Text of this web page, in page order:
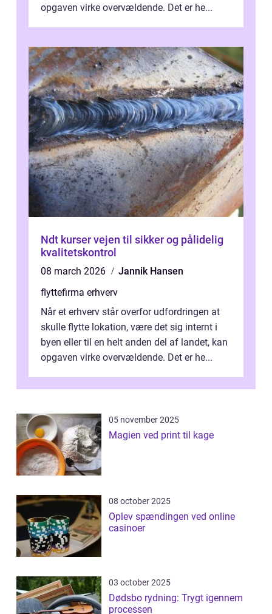
opgaven virke overvældende. Det er he...
Ndt kurser vejen til sikker og pålidelig
kvalitetskontrol
08 march 2026
Jannik Hansen
flyttefirma erhverv
Når et erhverv står overfor udfordringen at
skulle flytte lokation, være det sig internt i
byen eller til en helt anden del af landet, kan
opgaven virke overvældende. Det er he...
05 november 2025
Magien ved print til kage
08 october 2025
Oplev spændingen ved online
casinoer
03 october 2025
Dødsbo rydning: Trygt igennem
processen